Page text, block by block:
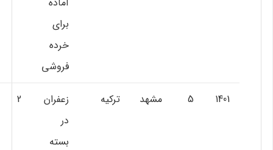
براي
خرده
فروشي
1401
5 مشهد ترکيه
زعفران
در
بسته
2